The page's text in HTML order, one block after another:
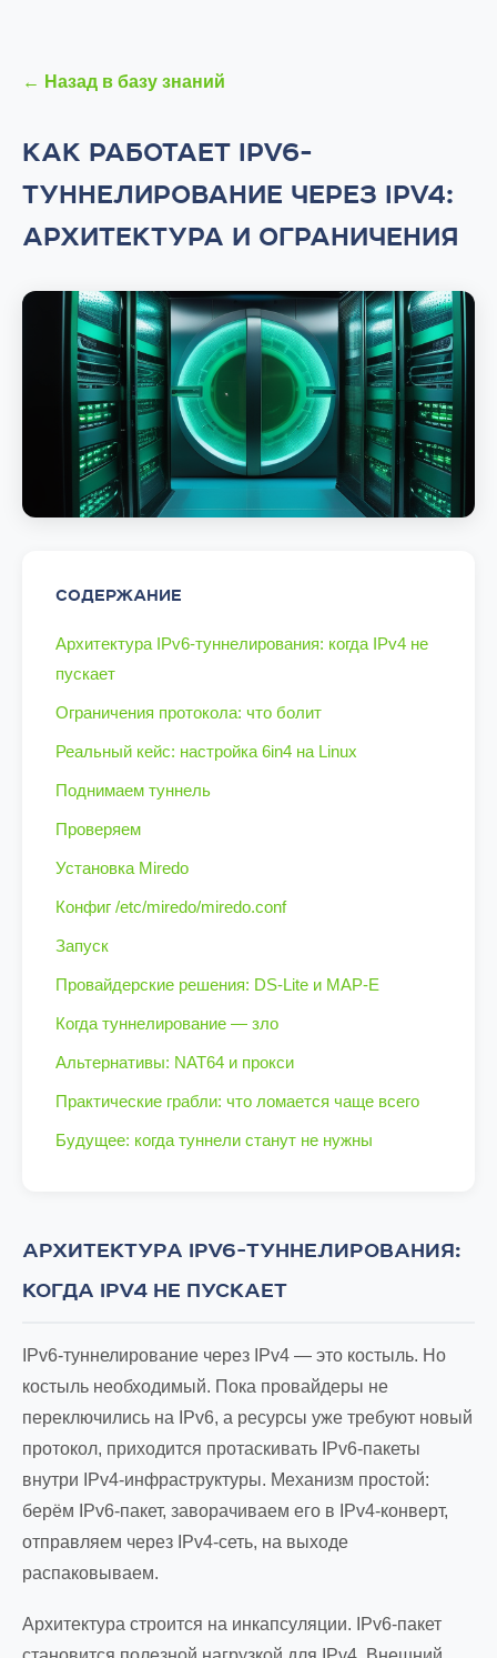
← Назад в базу знаний
КАК РАБОТАЕТ IPV6-
ТУННЕЛИРОВАНИЕ ЧЕРЕЗ IPV4:
АРХИТЕКТУРА И ОГРАНИЧЕНИЯ
СОДЕРЖАНИЕ
Архитектура IPv6-туннелирования: когда IPv4 не
пускает
Ограничения протокола: что болит
Реальный кейс: настройка 6in4 на Linux
Поднимаем туннель
Проверяем
Установка Miredo
Конфиг /etc/miredo/miredo.conf
Запуск
Провайдерские решения: DS-Lite и MAP-E
Когда туннелирование — зло
Альтернативы: NAT64 и прокси
Практические грабли: что ломается чаще всего
Будущее: когда туннели станут не нужны
АРХИТЕКТУРА IPV6-ТУННЕЛИРОВАНИЯ:
КОГДА IPV4 НЕ ПУСКАЕТ
IPv6-туннелирование через IPv4 — это костыль. Но
костыль необходимый. Пока провайдеры не
переключились на IPv6, а ресурсы уже требуют новый
протокол, приходится протаскивать IPv6-пакеты
внутри IPv4-инфраструктуры. Механизм простой:
берём IPv6-пакет, заворачиваем его в IPv4-конверт,
отправляем через IPv4-сеть, на выходе
распаковываем.
Архитектура строится на инкапсуляции. IPv6-пакет